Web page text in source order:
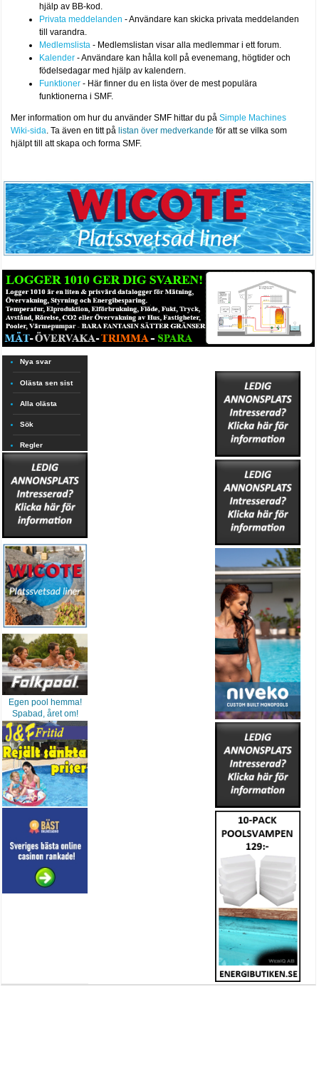
hjälp av BB-kod.
Privata meddelanden - Användare kan skicka privata meddelanden
till varandra.
Medlemslista - Medlemslistan visar alla medlemmar i ett forum.
Kalender - Användare kan hålla koll på evenemang, högtider och
födelsedagar med hjälp av kalendern.
Funktioner - Här finner du en lista över de mest populära
funktionerna i SMF.
Mer information om hur du använder SMF hittar du påSimple Machines
Wiki-sida. Ta även en titt på listan över medverkande för att se vilka som
hjälpt till att skapa och forma SMF.
Nya svar
Olästa sen sist
Alla olästa
Sök
Regler
Egen pool hemma!
Spabad, året om!